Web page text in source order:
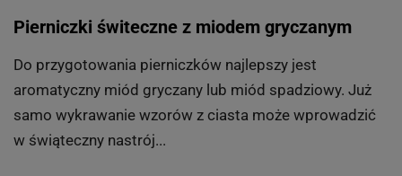
Pierniczki świteczne z miodem gryczanym
Do przygotowania pierniczków najlepszy jest
aromatyczny miód gryczany lub miód spadziowy. Już
samo wykrawanie wzorów z ciasta może wprowadzić
w świąteczny nastrój...